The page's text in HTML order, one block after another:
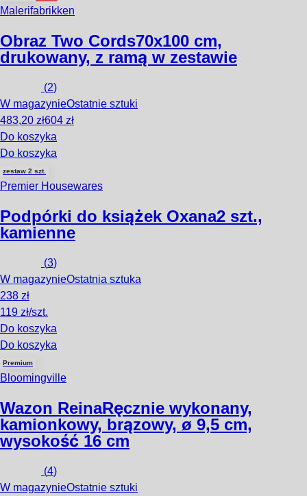
Malerifabrikken
Obraz Two Cords70x100 cm,
drukowany, z ramą w zestawie
(2)
W magazynieOstatnie sztuki
483,20 zł604 zł
Do koszyka
Do koszyka
zestaw 2 szt.
Premier Housewares
Podpórki do książek Oxana2 szt.,
kamienne
(3)
W magazynieOstatnia sztuka
238 zł
119 zł/szt.
Do koszyka
Do koszyka
Premium
Bloomingville
Wazon ReinaRęcznie wykonany,
kamionkowy, brązowy, ø 9,5 cm,
wysokość 16 cm
(4)
W magazynieOstatnie sztuki